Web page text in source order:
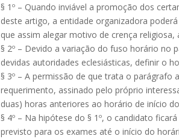
§ 1º – Quando inviável a promoção dos
deste artigo, a entidade organizadora
que assim alegar motivo de crença
§ 2º – Devido a variação do fuso horário no
devidas autoridades eclesiásticas, definir o
§ 3º – A permissão de que trata o parágrafo
requerimento, assinado pelo próprio
duas) horas anteriores ao horário de início
§ 4º – Na hipótese do § 1º, o candidato
previsto para os exames até o início do